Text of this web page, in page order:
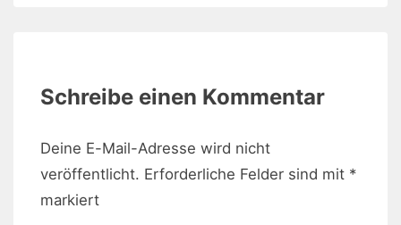
Schreibe einen Kommentar
Deine E-Mail-Adresse wird nicht
veröffentlicht. Erforderliche Felder sind mit *
markiert